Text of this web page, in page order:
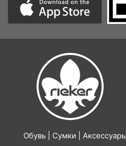
Обувь | Сумки | Аксессуары